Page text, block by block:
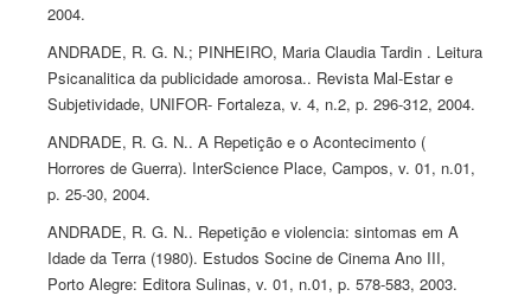
2004.
ANDRADE, R. G. N.; PINHEIRO, Maria Claudia Tardin . Leitura
Psicanalitica da publicidade amorosa.. Revista Mal-Estar e
Subjetividade, UNIFOR- Fortaleza, v. 4, n.2, p. 296-312, 2004.
ANDRADE, R. G. N.. A Repetição e o Acontecimento (
Horrores de Guerra). InterScience Place, Campos, v. 01, n.01,
p. 25-30, 2004.
ANDRADE, R. G. N.. Repetição e violencia: sintomas em A
Idade da Terra (1980). Estudos Socine de Cinema Ano III,
Porto Alegre: Editora Sulinas, v. 01, n.01, p. 578-583, 2003.